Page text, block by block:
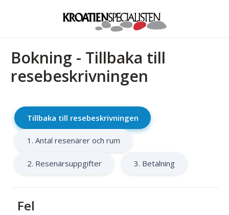
Bokning - Tillbaka till
resebeskrivningen
Tillbaka till resebeskrivningen
1. Antal resenärer och rum
2. Resenärsuppgifter 3. Betalning
Fel